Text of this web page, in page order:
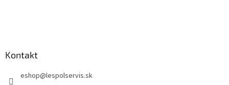
Kontakt
eshop@lespolservis.sk